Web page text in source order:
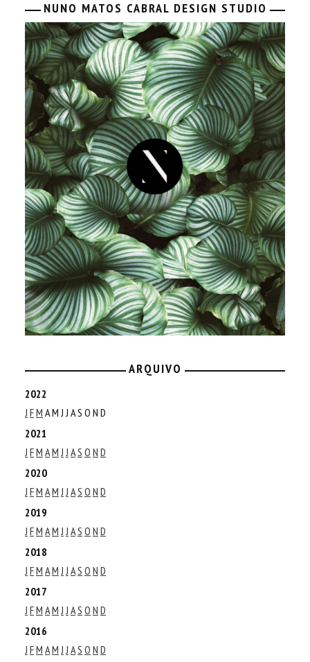
NUNO MATOS CABRAL DESIGN STUDIO
ARQUIVO
2022
J FM AM J J AS O N D
2021
J FM AM J J AS O N D
2020
J FM AM J J AS O N D
2019
J FM AM J J AS O N D
2018
J FM AM J J AS O N D
2017
J FM AM J J AS O N D
2016
J FM AM J J AS O N D